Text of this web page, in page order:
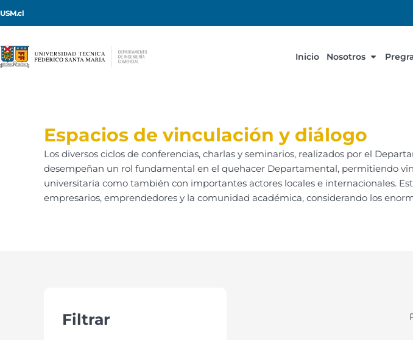
USM.cl
Inicio Nosotros
Espacios de vinculación y diálogo
Los diversos ciclos de conferencias, charlas y seminarios, realizados por el
desempeñan un rol fundamental en el quehacer Departamental, permitiendo
universitaria como también con importantes actores locales e internacionales.
empresarios, emprendedores y la comunidad académica, considerando los
Filtrar